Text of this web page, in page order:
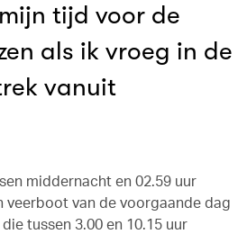
tijd voor de
als ik vroeg in de
vanuit
middernacht en 02.59 uur
veerboot van de voorgaande dag
tussen 3.00 en 10.15 uur